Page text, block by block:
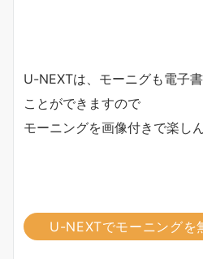
U-NEXTは、モーニグも電子
ことができますので
モーニングを画像付きで楽し
U-NEXTでモーニングを